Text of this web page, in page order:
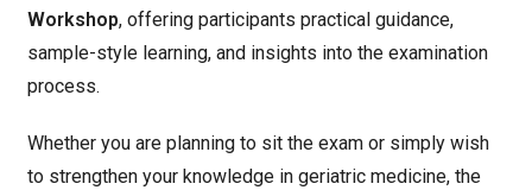
Workshop, offering participants practical guidance,
sample-style learning, and insights into the examination
process.
Whether you are planning to sit the exam or simply wish
to strengthen your knowledge in geriatric medicine, the